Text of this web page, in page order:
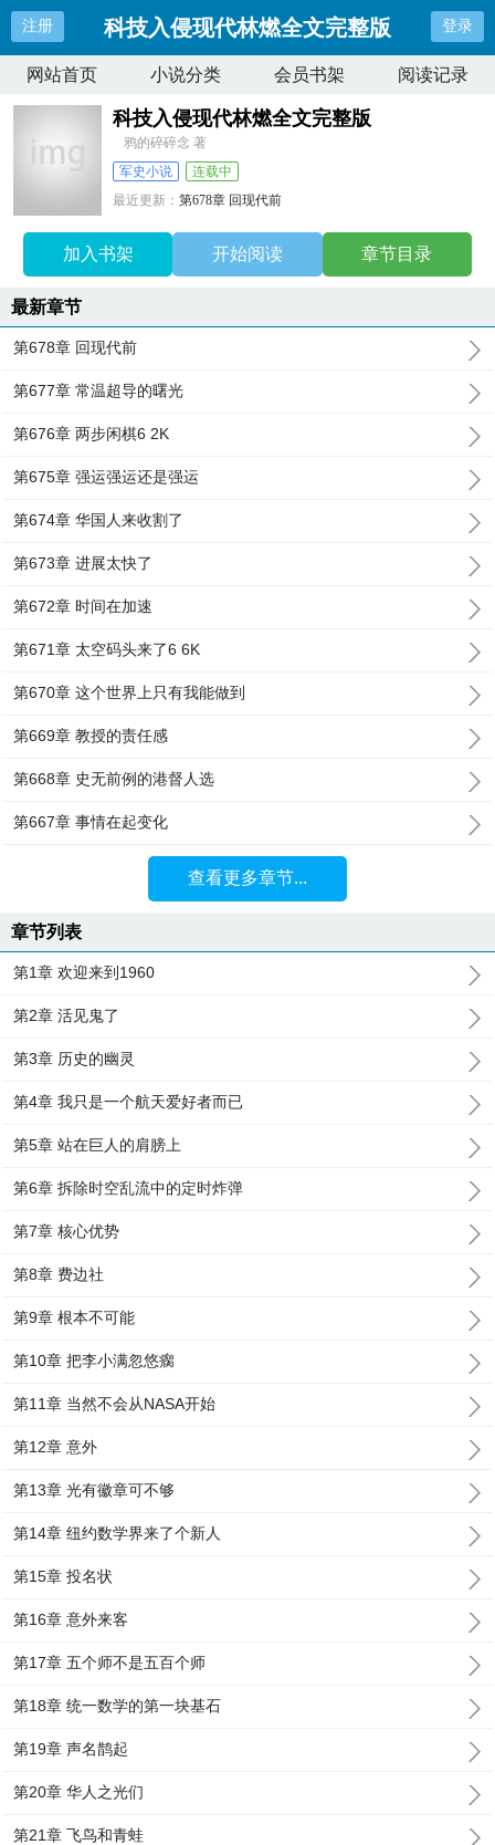
注册 科技入侵现代林燃全文完整版 登录
网站首页 小说分类 会员书架 阅读记录
科技入侵现代林燃全文完整版
鸦的碎碎念 著
军史小说
连载中
最近更新：第678章 回现代前
加入书架 开始阅读 章节目录
最新章节
第678章 回现代前
第677章 常温超导的曙光
第676章 两步闲棋6 2K
第675章 强运强运还是强运
第674章 华国人来收割了
第673章 进展太快了
第672章 时间在加速
第671章 太空码头来了6 6K
第670章 这个世界上只有我能做到
第669章 教授的责任感
第668章 史无前例的港督人选
第667章 事情在起变化
查看更多章节...
章节列表
第1章 欢迎来到1960
第2章 活见鬼了
第3章 历史的幽灵
第4章 我只是一个航天爱好者而已
第5章 站在巨人的肩膀上
第6章 拆除时空乱流中的定时炸弹
第7章 核心优势
第8章 费边社
第9章 根本不可能
第10章 把李小满忽悠瘸
第11章 当然不会从NASA开始
第12章 意外
第13章 光有徽章可不够
第14章 纽约数学界来了个新人
第15章 投名状
第16章 意外来客
第17章 五个师不是五百个师
第18章 统一数学的第一块基石
第19章 声名鹊起
第20章 华人之光们
第21章 飞鸟和青蛙